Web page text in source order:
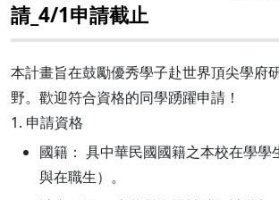
請_4/1申請截止
本計畫旨在鼓勵優秀學子赴世界頂尖學府
野。歡迎符合資格的同學踴躍申請！
1. 申請資格
國籍： 具中華民國國籍之本校在學學
與在職生）。